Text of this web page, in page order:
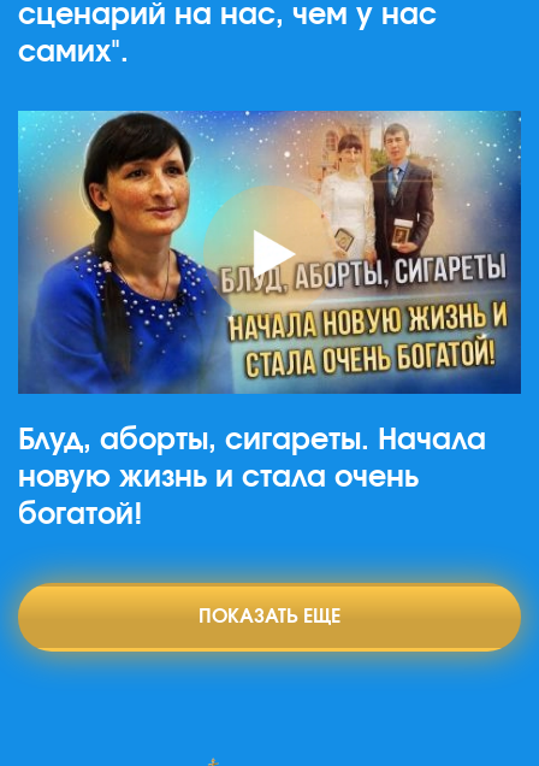
сценарий на нас, чем у нас
самих".
Блуд, аборты, сигареты. Начала
новую жизнь и стала очень
богатой!
ПОКАЗАТЬ ЕЩЕ